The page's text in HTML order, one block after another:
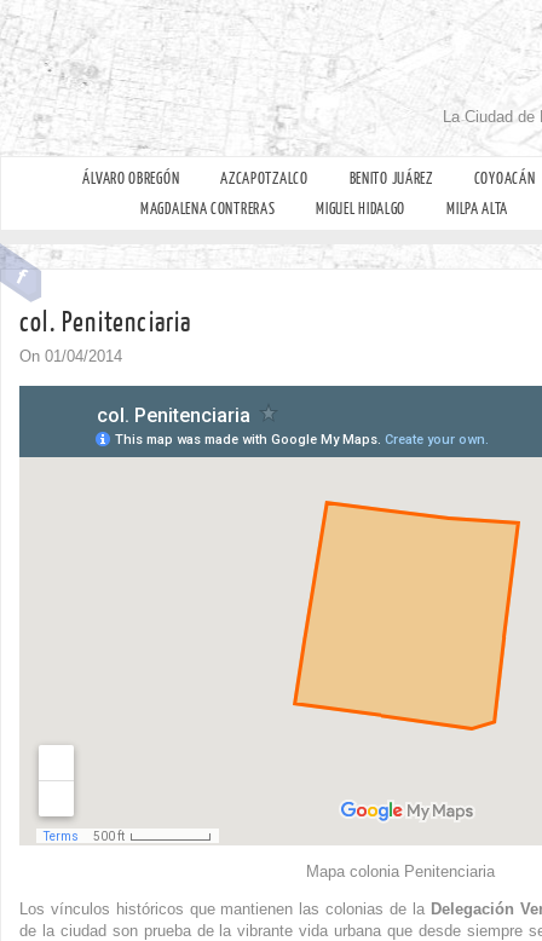
La Ciudad
ÁLVARO OBREGÓN AZCAPOTZALCO BENITO JUÁREZ
COYOACÁN
MAGDALENA CONTRERAS
MIGUEL HIDALGO MILPA ALTA
col. Penitenciaria
On 01/04/2014
Mapa colonia Penitenciaria
Los vínculos históricos que mantienen las colonias de la Delegación
de la ciudad son prueba de la vibrante vida urbana que desde siempre